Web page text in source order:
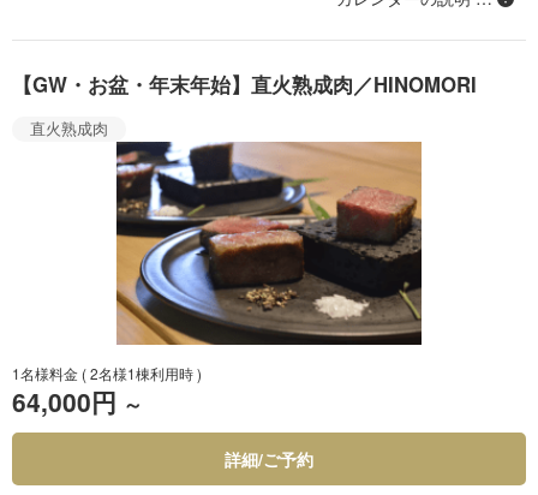
【GW・お盆・年末年始】直火熟成肉／HINOMORI
直火熟成肉
1名様料金 ( 2名様1棟利用時 )
64,000円 ～
詳細/ご予約